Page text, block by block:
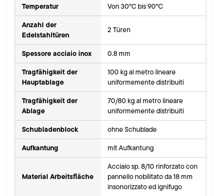
Temperatur Von 30°C bis 90°C
Anzahl der
Edelstahltüren
2 Türen
Spessore acciaio inox 0.8 mm
Tragfähigkeit der
Hauptablage
100 kg al metro lineare
uniformemente distribuiti
Tragfähigkeit der
Ablage
70/80 kg al metro lineare
uniformemente distribuiti
Schubladenblock ohne Schublade
Aufkantung mit Aufkantung
Material Arbeitsfläche
Acciaio sp. 8/10 rinforzato con
pannello nobilitato da 18 mm
insonorizzato ed ignifugo